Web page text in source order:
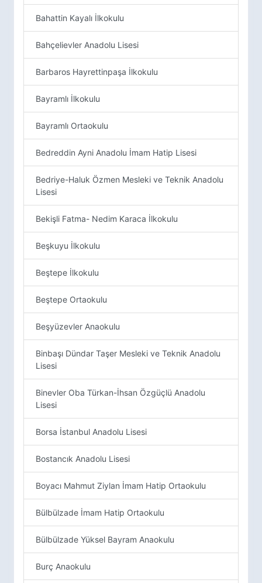
Bahattin Kayalı İlkokulu
Bahçelievler Anadolu Lisesi
Barbaros Hayrettinpaşa İlkokulu
Bayramlı İlkokulu
Bayramlı Ortaokulu
Bedreddin Ayni Anadolu İmam Hatip Lisesi
Bedriye-Haluk Özmen Mesleki ve Teknik Anadolu
Lisesi
Bekişli Fatma- Nedim Karaca İlkokulu
Beşkuyu İlkokulu
Beştepe İlkokulu
Beştepe Ortaokulu
Beşyüzevler Anaokulu
Binbaşı Dündar Taşer Mesleki ve Teknik Anadolu
Lisesi
Binevler Oba Türkan-İhsan Özgüçlü Anadolu
Lisesi
Borsa İstanbul Anadolu Lisesi
Bostancık Anadolu Lisesi
Boyacı Mahmut Ziylan İmam Hatip Ortaokulu
Bülbülzade İmam Hatip Ortaokulu
Bülbülzade Yüksel Bayram Anaokulu
Burç Anaokulu